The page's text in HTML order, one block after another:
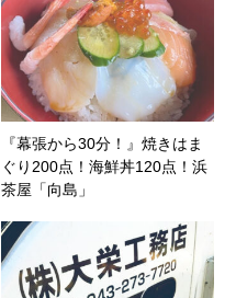
『幕張から30分！』焼きはま
ぐり200点！海鮮丼120点！浜
茶屋「向島」